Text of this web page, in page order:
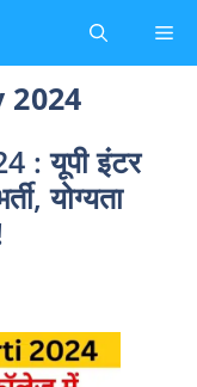
: यूपी इंटर
योग्यता